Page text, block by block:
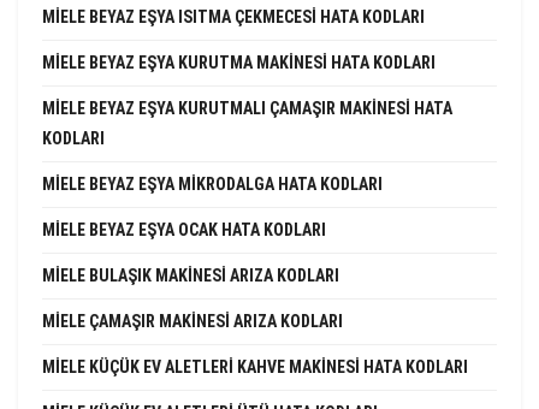
MIELE BEYAZ EŞYA ISITMA ÇEKMECESI HATA KODLARI
MIELE BEYAZ EŞYA KURUTMA MAKINESI HATA KODLARI
MIELE BEYAZ EŞYA KURUTMALI ÇAMAŞIR MAKINESI HATA
KODLARI
MIELE BEYAZ EŞYA MIKRODALGA HATA KODLARI
MIELE BEYAZ EŞYA OCAK HATA KODLARI
MIELE BULAŞIK MAKINESI ARIZA KODLARI
MIELE ÇAMAŞIR MAKINESI ARIZA KODLARI
MIELE KÜÇÜK EV ALETLERI KAHVE MAKINESI HATA KODLARI